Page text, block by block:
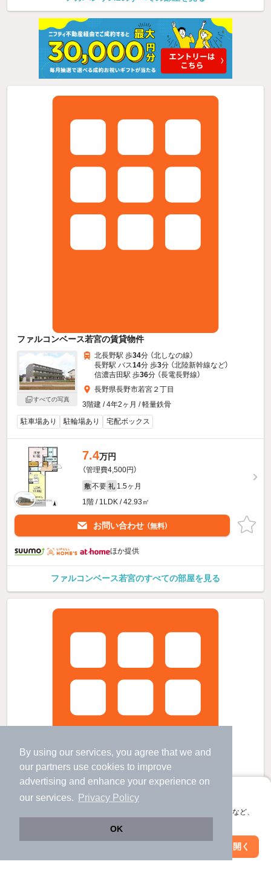
By using our services, you agree that we and
our partners use cookies to improve
advertising and enhance your experience on
our services.
Privacy Policy
OK
アプリに切り替えて、サクサクお部屋探し
会員登録なしですぐ使える。マップ検索やお気に入り保存など、
アプリを開く
ファルコンベース若宮の賃貸物件
すべての写真
北長野駅 歩34分 （北しなの線）
長野駅 バス14分 歩3分 （北陸新幹線など）
信濃吉田駅 歩36分 （長電長野線）
長野県長野市若宮２丁目
3階建 / 4年2ヶ月 / 軽量鉄骨
駐車場あり
駐輪場あり 宅配ボックス
7.4万円
（管理費4,500円）
敷 不要 礼 1.5ヶ月
1階 / 1LDK / 42.93㎡
お問い合わせ （無料）
ほか提供
ファルコンベース若宮のすべての部屋を見る
絞り込み条件を変更